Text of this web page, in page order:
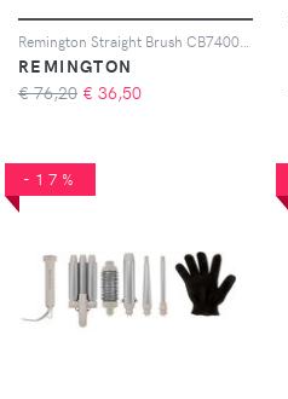
REMINGTON
€ 76,20 € 36,50
-17%